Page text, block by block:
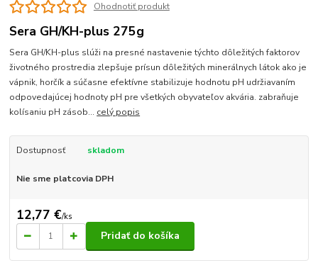
Ohodnotiť produkt
Sera GH/KH-plus 275g
Sera GH/KH-plus slúži na presné nastavenie týchto dôležitých faktorov
životného prostredia zlepšuje prísun dôležitých minerálnych látok ako je
vápnik, horčík a súčasne efektívne stabilizuje hodnotu pH udržiavaním
odpovedajúcej hodnoty pH pre všetkých obyvateľov akvária. zabraňuje
kolísaniu pH zásob... celý popis
Dostupnosť skladom
Nie sme platcovia DPH
12,77 €/ks
Pridať do košíka